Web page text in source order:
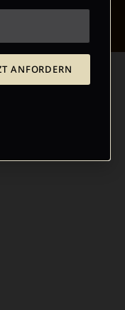
ANFORDERN